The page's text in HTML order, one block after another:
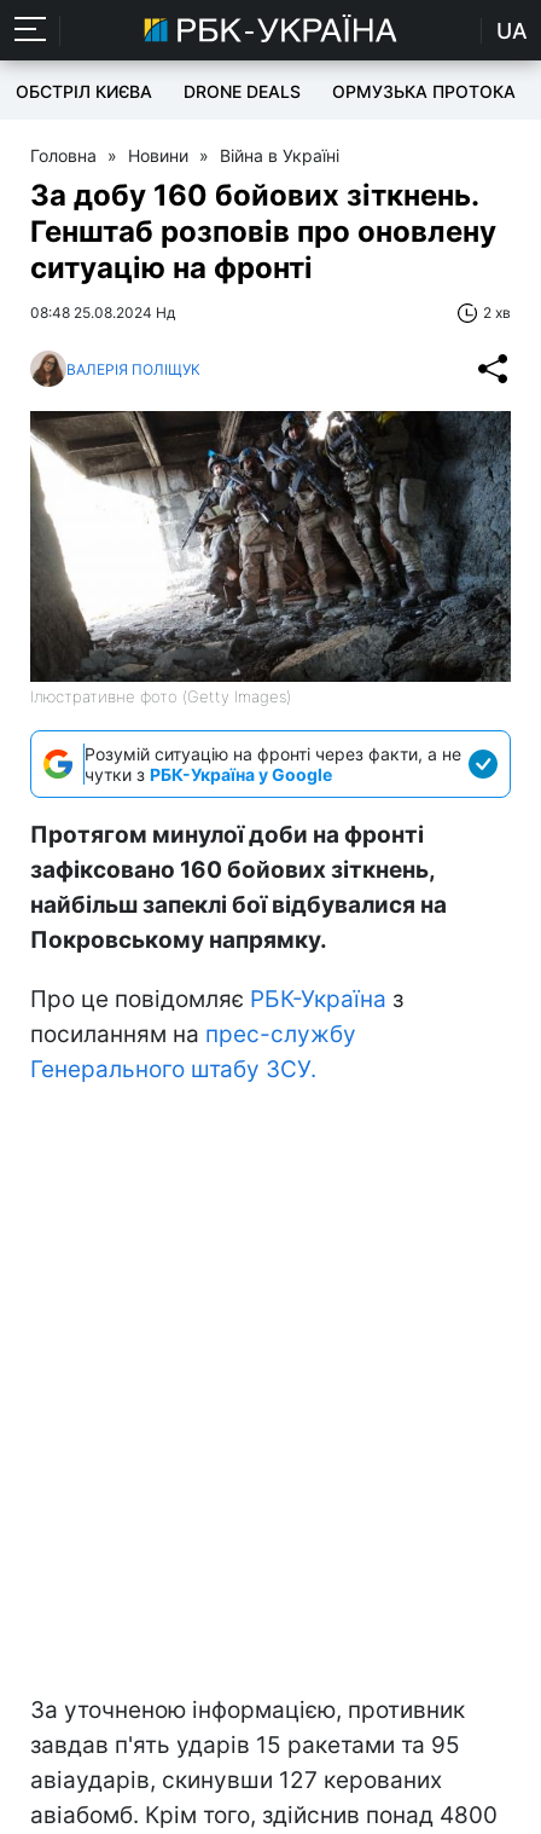
UA
ОБСТРІЛ КИЄВА DRONE DEALS ОРМУЗЬКА ПРОТОКА
Головна » Новини » Війна в Україні
За добу 160 бойових зіткнень.
Генштаб розповів про оновлену
ситуацію на фронті
08:48 25.08.2024 Нд 2 хв
ВАЛЕРІЯ ПОЛІЩУК
Ілюстративне фото (Getty Images)
Розумій ситуацію на фронті через факти, а не
чутки з РБК-Україна у Google
Протягом минулої доби на фронті
зафіксовано 160 бойових зіткнень,
найбільш запеклі бої відбувалися на
Покровському напрямку.
Про це повідомляє РБК-Україна з
посиланням на прес-службу
Генерального штабу ЗСУ.
За уточненою інформацією, противник
завдав п'ять ударів 15 ракетами та 95
авіаударів, скинувши 127 керованих
авіабомб. Крім того, здійснив понад 4800